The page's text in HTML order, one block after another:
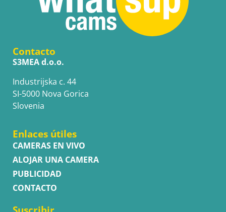
Contacto
S3MEA d.o.o.
Industrijska c. 44
SI-5000 Nova Gorica
Slovenia
Enlaces útiles
CAMERAS EN VIVO
ALOJAR UNA CAMERA
PUBLICIDAD
CONTACTO